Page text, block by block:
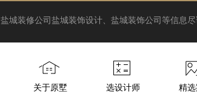
盐城装修公司 盐城装饰设计、盐城装饰公司等信息尽
关于原墅 选设计师 精选